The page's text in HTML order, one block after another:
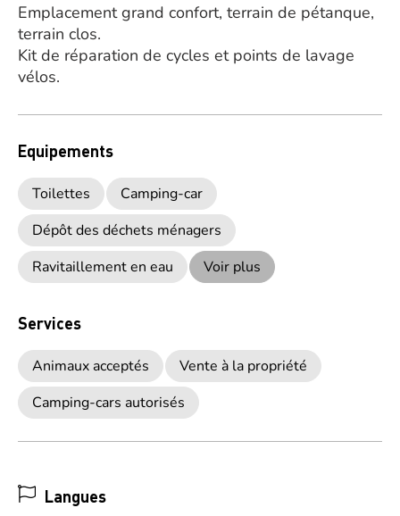
Emplacement grand confort, terrain de pétanque,
terrain clos.
Kit de réparation de cycles et points de lavage
vélos.
Equipements
Toilettes
Camping-car
Dépôt des déchets ménagers
Ravitaillement en eau
Voir plus
Services
Animaux acceptés
Vente à la propriété
Camping-cars autorisés
Langues